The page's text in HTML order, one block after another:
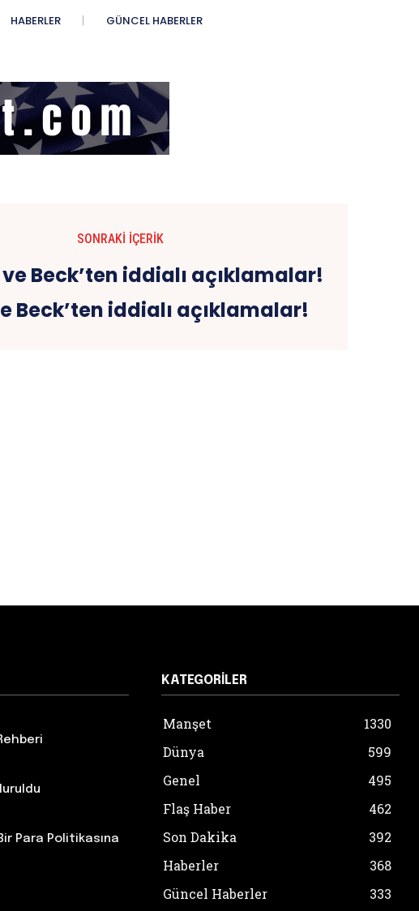
HABERLER GÜNCEL HABERLER
SONRAKI İÇERIK
Beck’ten iddialı açıklamalar!
Para Politikasına
KATEGORILER
Manşet
1330
Dünya
599
Genel
495
Flaş Haber
462
Son Dakika
392
Haberler
368
Güncel Haberler
333